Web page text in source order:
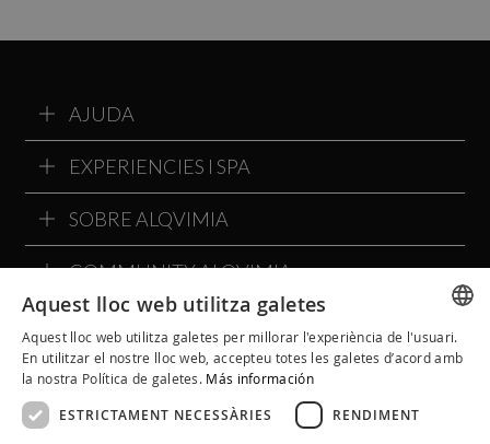
AJUDA
EXPERIENCIES I SPA
SOBRE ALQVIMIA
COMMUNITY ALQVIMIA
SPANISH
Aquest lloc web utilitza galetes
Aquest lloc web utilitza galetes per millorar l'experiència de l'usuari.
En utilitzar el nostre lloc web, accepteu totes les galetes d’acord amb
la nostra Política de galetes. Más información
ESTRICTAMENT NECESSÀRIES RENDIMENT